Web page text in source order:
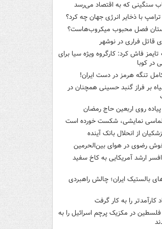
سنگینی که به اقتصاد می‌رسد
با ذخایر انرژی جهان چه کرد؟
فصل محبوب میکروب‌هاست؟
قاتل فراری در نوشهر
تایمز فاش کرد: کارگروه ویژه سیا برای
در کوبا
تنگه هرمز در دست ایران!
بر فراز گنبد حسینی همچنان در
روی اربعین حاج رمضان
نمایشی، شکست خورده است
از انحلال بانک آینده
رضوی در هوای بین‌الحرمین
ارشد آمریکایی به کاخ سفید
بالستیک ایران؛ چالش راهبردی
کارآمدتر را به کار گرفت
در مکزیک پرچم اسرائیل را به